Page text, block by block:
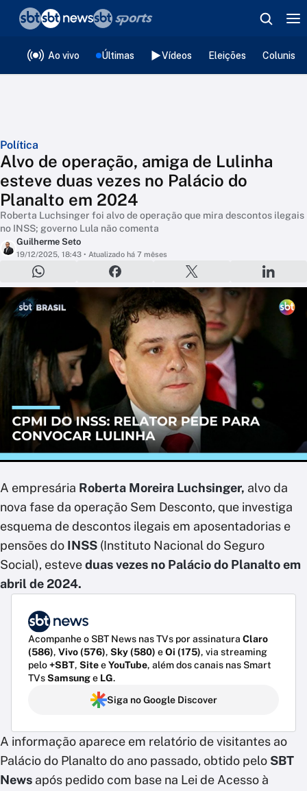
Ao vivo Últimas Vídeos Eleições
Política
Alvo de operação, amiga de Lulinha
esteve duas vezes no Palácio do
Planalto em 2024
Roberta Luchsinger foi alvo de operação que mira descontos ilegais
no INSS; governo Lula não comenta
Guilherme Seto
19/12/2025, 18:43 • Atualizado há 7 mêses
A empresária Roberta Moreira Luchsinger, alvo da
nova fase da operação Sem Desconto, que investiga
esquema de descontos ilegais em aposentadorias e
pensões do INSS (Instituto Nacional do Seguro
Social), esteveduas vezes no Palácio do Planalto em
abril de 2024.
Acompanhe o SBT News nas TVs por assinatura Claro
(586), Vivo (576), Sky (580) eOi (175), via streaming
pelo+SBT, SiteeYouTube, além dos canais nas Smart
TVsSamsunge LG.
Siga no Google Discover
A informação aparece em relatório de visitantes ao
Palácio do Planalto do ano passado, obtido pelo SBT
News após pedido com base na Lei de Acesso à
❮voltar
Editorias